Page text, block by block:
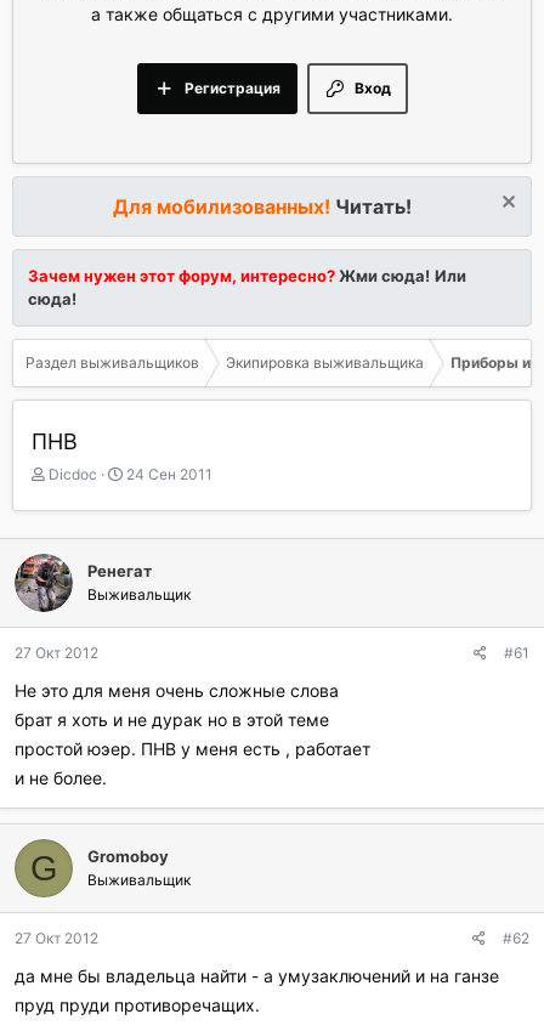
а также общаться с другими участниками.
Вход
Регистрация
Для мобилизованных! Читать!
Зачем нужен этот форум, интересно?Жми сюда! Или
сюда!
Раздел выживальщиков Экипировка выживальщика Приборы и
ПНВ
А
т
о
р
т
е
м
ы
Dicdoc
Д
т
а
а
ч
а
24 Сен 2011
Ренегат
Выживальщик
27 Окт 2012 #61
Не это для меня очень сложные слова
брат я хоть и не дурак но в этой теме
простой юэер. ПНВ у меня есть , работает
и не более.
G Gromoboy
Выживальщик
27 Окт 2012 #62
да мне бы владельца найти - а умузаключений и на ганзе
пруд пруди противоречащих.